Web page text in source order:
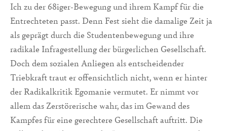
Ich zu der 68iger-Bewegung und ihrem Kampf für die
Entrechteten passt. Denn Fest sieht die damalige Zeit ja
als geprägt durch die Studentenbewegung und ihre
radikale Infragestellung der bürgerlichen Gesellschaft.
Doch dem sozialen Anliegen als entscheidender
Triebkraft traut er offensichtlich nicht, wenn er hinter
der Radikalkritik Egomanie vermutet. Er nimmt vor
allem das Zerstörerische wahr, das im Gewand des
Kampfes für eine gerechtere Gesellschaft auftritt. Die